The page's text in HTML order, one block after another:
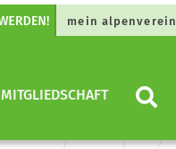
mein alpenverein
MITGLIEDSCHAFT